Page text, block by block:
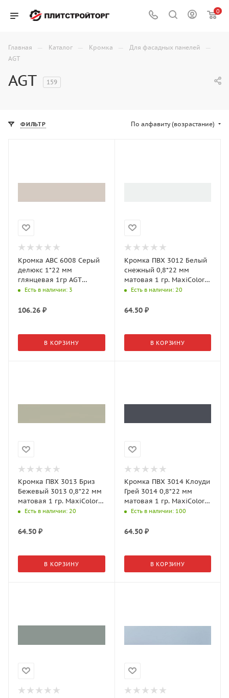
0
Главная — Каталог — Кромка — Для фасадных панелей —
AGT
AGT 159
ФИЛЬТР По алфавиту (возрастание)
Кромка АВС 6008 Серый
делюкс 1*22 мм
глянцевая 1гр AGT
Trendy
Есть в наличии: 3
106.26 ₽
В КОРЗИНУ
Кромка ПВХ 3012 Белый
снежный 0,8*22 мм
матовая 1 гр. MaxiColor
AGT Supramat
Есть в наличии: 20
64.50₽
В КОРЗИНУ
Кромка ПВХ 3013 Бриз
Бежевый 3013 0,8*22 мм
матовая 1 гр. MaxiColor
AGT Supramat
Есть в наличии: 20
64.50 ₽
В КОРЗИНУ
Кромка ПВХ 3014 Клоуди
Грей 3014 0,8*22 мм
матовая 1 гр. MaxiColor
AGT Supramat
Есть в наличии: 100
64.50₽
В КОРЗИНУ